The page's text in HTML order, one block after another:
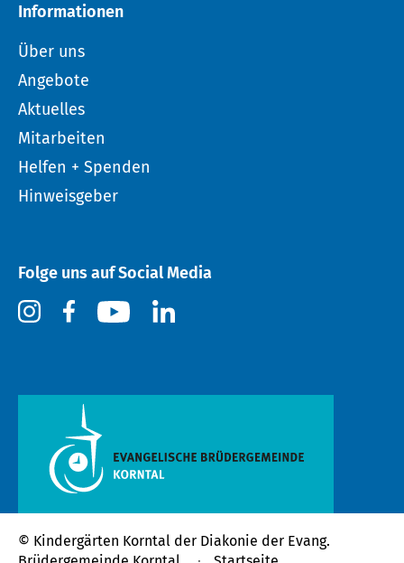
Informationen
Über uns
Angebote
Aktuelles
Mitarbeiten
Helfen + Spenden
Hinweisgeber
Folge uns auf Social Media
© Kindergärten Korntal der Diakonie der Evang.